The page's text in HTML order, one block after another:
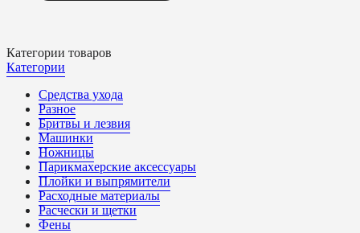
Категории товаров
Категории
Средства ухода
Разное
Бритвы и лезвия
Машинки
Ножницы
Парикмахерские аксессуары
Плойки и выпрямители
Расходные материалы
Расчески и щетки
Фены